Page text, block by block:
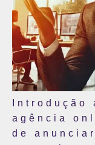
Introdução
agência
de